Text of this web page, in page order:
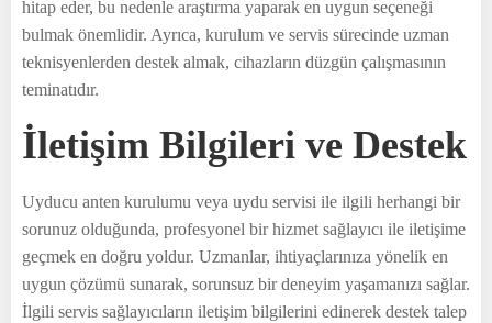
hitap eder, bu nedenle araştırma yaparak en uygun seçeneği
bulmak önemlidir. Ayrıca, kurulum ve servis sürecinde uzman
teknisyenlerden destek almak, cihazların düzgün çalışmasının
teminatıdır.
İletişim Bilgileri ve Destek
Uyducu anten kurulumu veya uydu servisi ile ilgili herhangi bir
sorunuz olduğunda, profesyonel bir hizmet sağlayıcı ile iletişime
geçmek en doğru yoldur. Uzmanlar, ihtiyaçlarınıza yönelik en
uygun çözümü sunarak, sorunsuz bir deneyim yaşamanızı sağlar.
İlgili servis sağlayıcıların iletişim bilgilerini edinerek destek talep